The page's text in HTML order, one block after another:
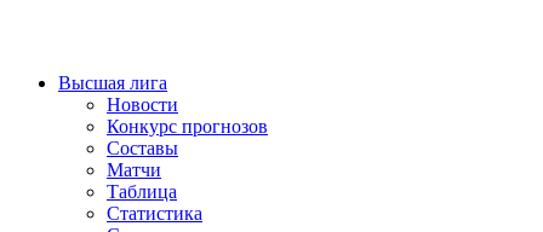
Высшая лига
Новости
Конкурс прогнозов
Составы
Матчи
Таблица
Статистика